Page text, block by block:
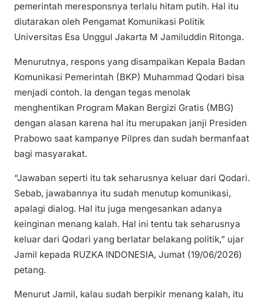
pemerintah meresponsnya terlalu hitam putih. Hal itu
diutarakan oleh Pengamat Komunikasi Politik
Universitas Esa Unggul Jakarta M Jamiluddin Ritonga.
Menurutnya, respons yang disampaikan Kepala Badan
Komunikasi Pemerintah (BKP) Muhammad Qodari bisa
menjadi contoh. Ia dengan tegas menolak
menghentikan Program Makan Bergizi Gratis (MBG)
dengan alasan karena hal itu merupakan janji Presiden
Prabowo saat kampanye Pilpres dan sudah bermanfaat
bagi masyarakat.
“Jawaban seperti itu tak seharusnya keluar dari Qodari.
Sebab, jawabannya itu sudah menutup komunikasi,
apalagi dialog. Hal itu juga mengesankan adanya
keinginan menang kalah. Hal ini tentu tak seharusnya
keluar dari Qodari yang berlatar belakang politik,” ujar
Jamil kepada RUZKA INDONESIA, Jumat (19/06/2026)
petang.
Menurut Jamil, kalau sudah berpikir menang kalah, itu